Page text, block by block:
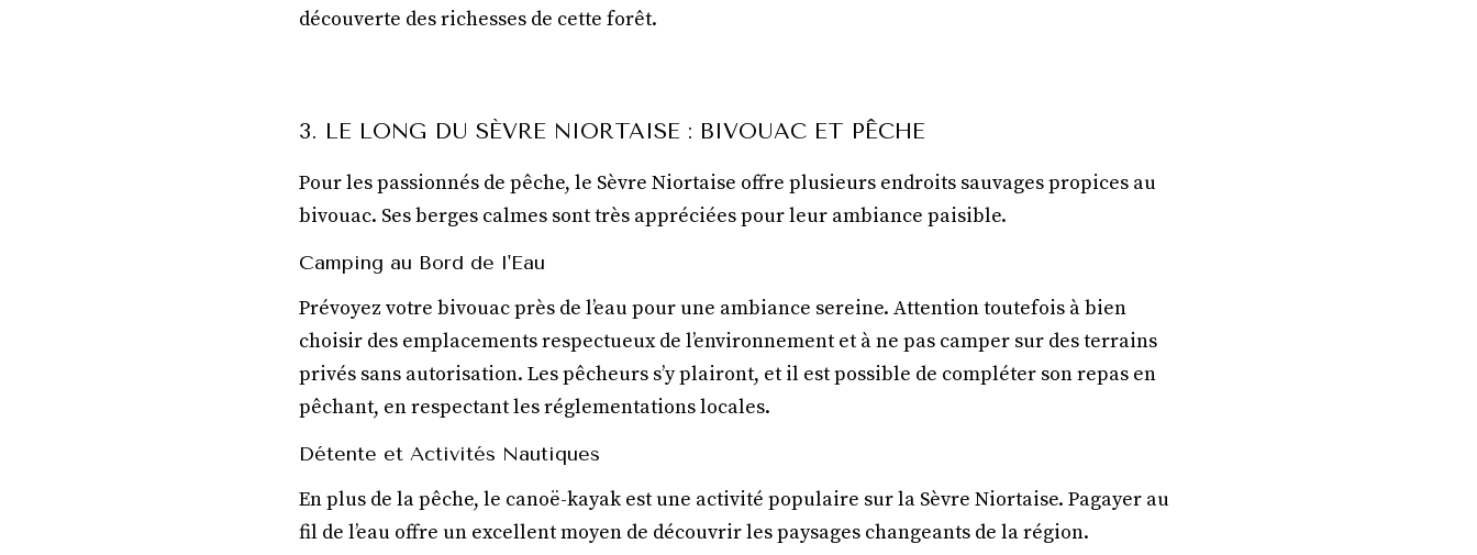
découverte des richesses de cette forêt.
3. LE LONG DU SÈVRE NIORTAISE : BIVOUAC ET PÊCHE
Pour les passionnés de pêche, le Sèvre Niortaise offre plusieurs endroits sauvages propices au
bivouac. Ses berges calmes sont très appréciées pour leur ambiance paisible.
Camping au Bord de l'Eau
Prévoyez votre bivouac près de l’eau pour une ambiance sereine. Attention toutefois à bien
choisir des emplacements respectueux de l’environnement et à ne pas camper sur des terrains
privés sans autorisation. Les pêcheurs s’y plairont, et il est possible de compléter son repas en
pêchant, en respectant les réglementations locales.
Détente et Activités Nautiques
En plus de la pêche, le canoë-kayak est une activité populaire sur la Sèvre Niortaise. Pagayer au
fil de l’eau offre un excellent moyen de découvrir les paysages changeants de la région.